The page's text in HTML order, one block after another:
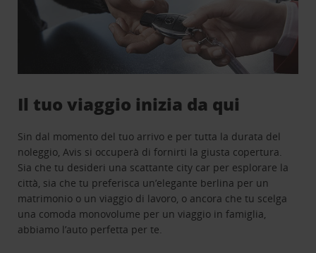
Il tuo viaggio inizia da qui
Sin dal momento del tuo arrivo e per tutta la durata del
noleggio, Avis si occuperà di fornirti la giusta copertura.
Sia che tu desideri una scattante city car per esplorare la
città, sia che tu preferisca un’elegante berlina per un
matrimonio o un viaggio di lavoro, o ancora che tu scelga
una comoda monovolume per un viaggio in famiglia,
abbiamo l’auto perfetta per te.